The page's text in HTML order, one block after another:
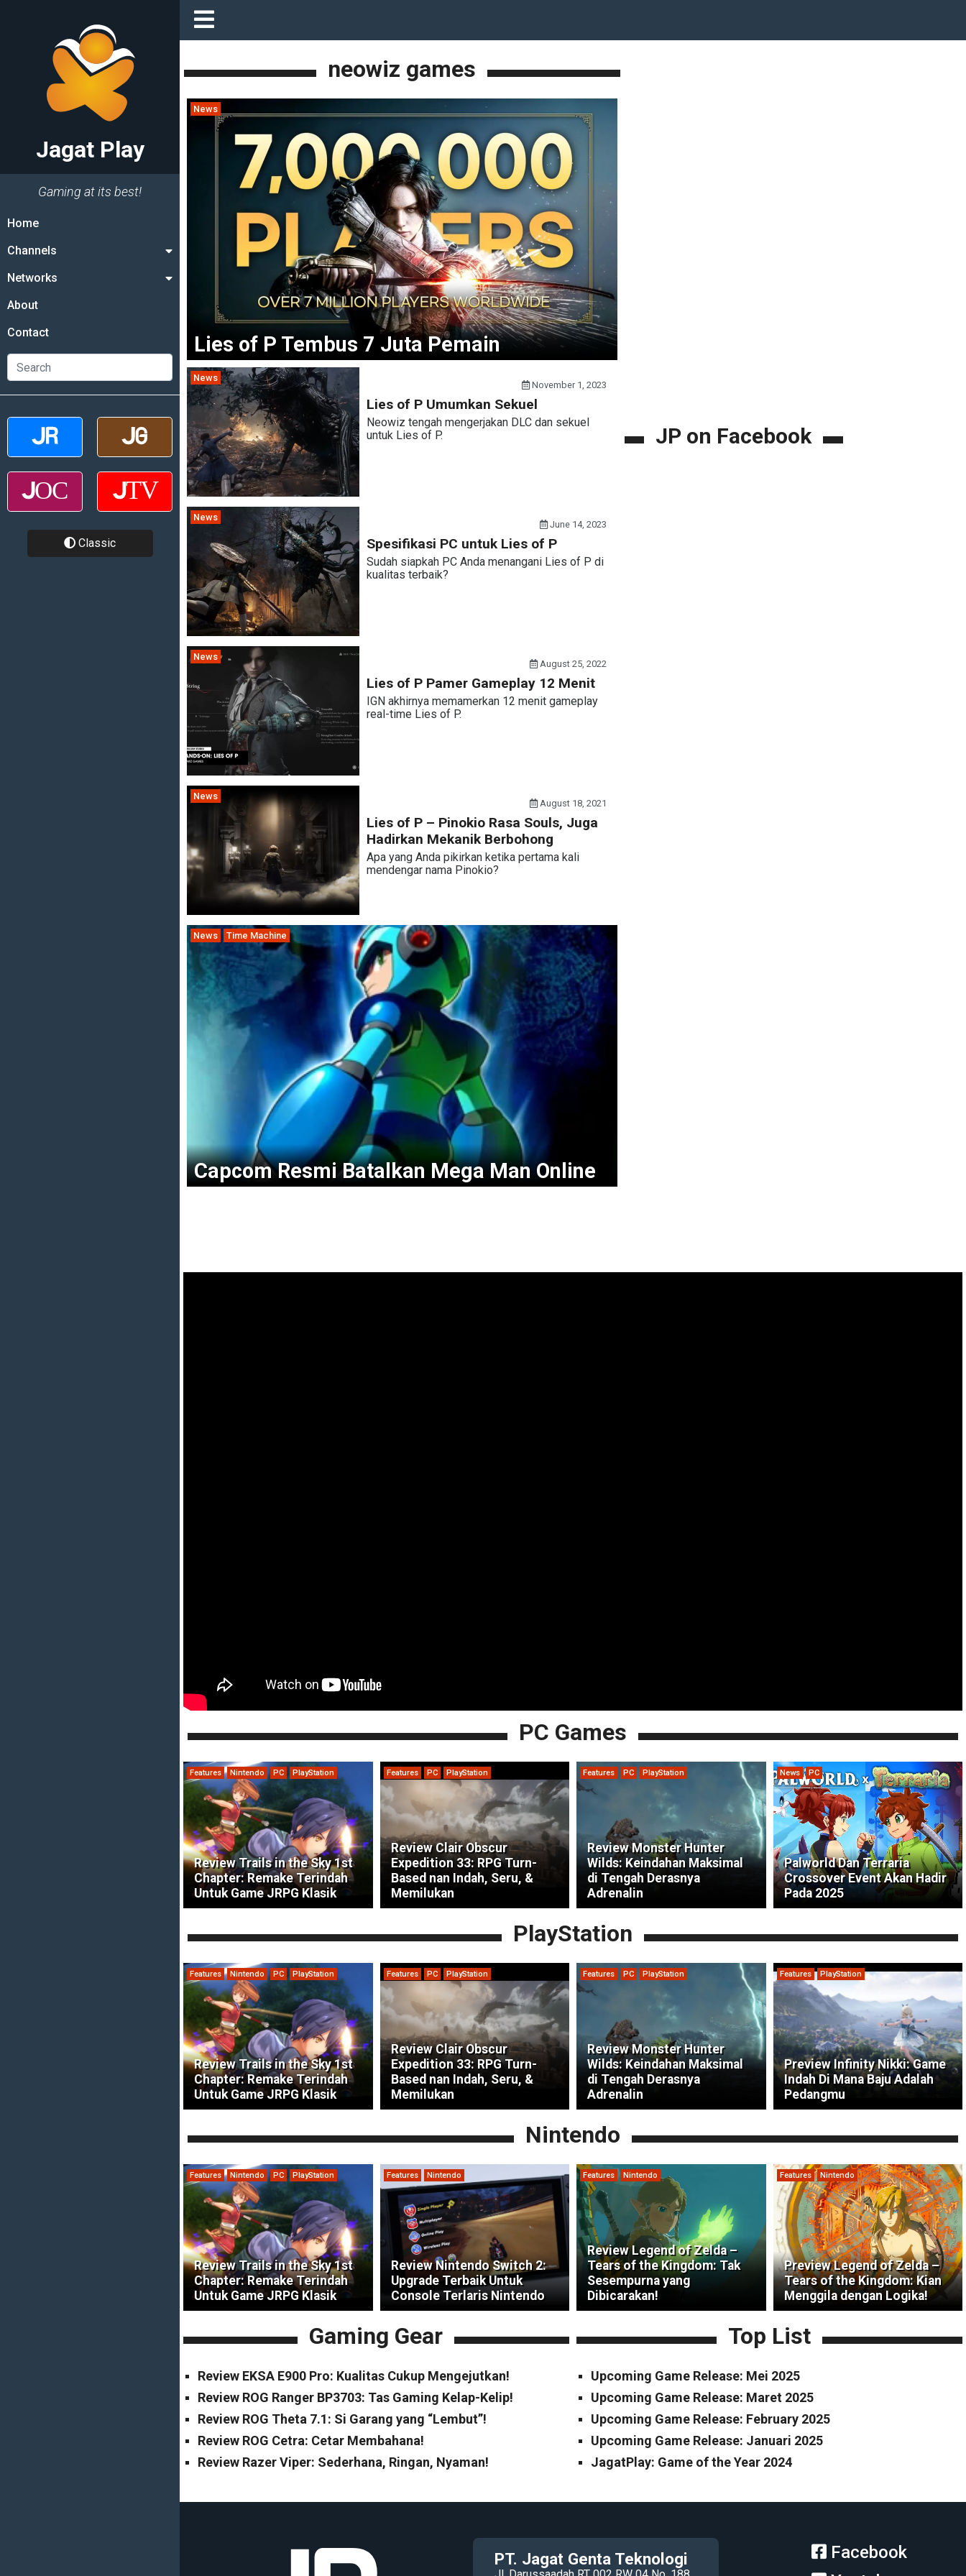
Jagat Play
Gaming at its best!
Home
Channels
Networks
About
Contact
Classic
neowiz games
News
Lies of P Tembus 7 Juta Pemain
News
November 1, 2023
Lies of P Umumkan Sekuel
Neowiz tengah mengerjakan DLC dan sekuel
untuk Lies of P.
News
June 14, 2023
Spesifikasi PC untuk Lies of P
Sudah siapkah PC Anda menangani Lies of P di
kualitas terbaik?
News
August 25, 2022
Lies of P Pamer Gameplay 12 Menit
IGN akhirnya memamerkan 12 menit gameplay
real-time Lies of P.
News
August 18, 2021
Lies of P – Pinokio Rasa Souls, Juga
Hadirkan Mekanik Berbohong
Apa yang Anda pikirkan ketika pertama kali
mendengar nama Pinokio?
News Time Machine
Capcom Resmi Batalkan Mega Man Online
PC Games
Features Nintendo PC PlayStation
Review Trails in the Sky 1st
Chapter: Remake Terindah
Untuk Game JRPG Klasik
Features PC PlayStation
Review Clair Obscur
Expedition 33: RPG Turn-
Based nan Indah, Seru, &
Memilukan
Features PC PlayStation
Review Monster Hunter
Wilds: Keindahan Maksimal
di Tengah Derasnya
Adrenalin
News PC
Palworld Dan Terraria
Crossover Event Akan Hadir
Pada 2025
PlayStation
Features Nintendo PC PlayStation
Review Trails in the Sky 1st
Chapter: Remake Terindah
Untuk Game JRPG Klasik
Features PC PlayStation
Review Clair Obscur
Expedition 33: RPG Turn-
Based nan Indah, Seru, &
Memilukan
Features PC PlayStation
Review Monster Hunter
Wilds: Keindahan Maksimal
di Tengah Derasnya
Adrenalin
Features PlayStation
Preview Infinity Nikki: Game
Indah Di Mana Baju Adalah
Pedangmu
Nintendo
Features Nintendo PC PlayStation
Review Trails in the Sky 1st
Chapter: Remake Terindah
Untuk Game JRPG Klasik
Features Nintendo
Review Nintendo Switch 2:
Upgrade Terbaik Untuk
Console Terlaris Nintendo
Features Nintendo
Review Legend of Zelda –
Tears of the Kingdom: Tak
Sesempurna yang
Dibicarakan!
Features Nintendo
Preview Legend of Zelda –
Tears of the Kingdom: Kian
Menggila dengan Logika!
Gaming Gear
Review EKSA E900 Pro: Kualitas Cukup Mengejutkan!
Review ROG Ranger BP3703: Tas Gaming Kelap-Kelip!
Review ROG Theta 7.1: Si Garang yang “Lembut”!
Review ROG Cetra: Cetar Membahana!
Review Razer Viper: Sederhana, Ringan, Nyaman!
Top List
Upcoming Game Release: Mei 2025
Upcoming Game Release: Maret 2025
Upcoming Game Release: February 2025
Upcoming Game Release: Januari 2025
JagatPlay: Game of the Year 2024
JP on Facebook
PT. Jagat Genta Teknologi
Facebook